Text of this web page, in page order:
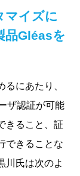
マイズに
品Gléasを
にあたり、
ザ認証が可能
きること、証
できることな
川氏は次のよ